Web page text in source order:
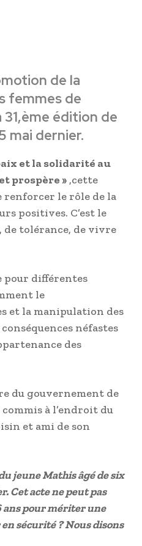
de la
femmes de
31,ème édition de
mai dernier.
et la solidarité au
prospère » ,cette
renforcer le rôle de la
positives. C’est le
tolérance, de vivre
pour différentes
le
et la manipulation des
néfastes
des
du gouvernement de
à l’endroit du
et ami de son
jeune Mathis âgé de six
Cet acte ne peut pas
ans pour mériter une
sécurité ? Nous disons